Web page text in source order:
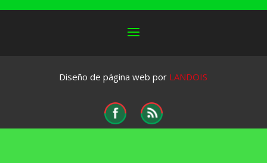
Diseño de página web por LANDOIS